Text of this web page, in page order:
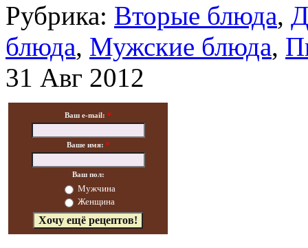
Рубрика: Вторые блюда,
блюда, Мужские блюда,
31 Авг 2012
Ваш e-mail: *
Ваше имя: *
Ваш пол:
Мужчина
Женщина